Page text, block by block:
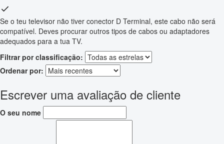
Se o teu televisor não tiver conector D Terminal, este cabo não será
compatível. Deves procurar outros tipos de cabos ou adaptadores
adequados para a tua TV.
Filtrar por classificação:
Ordenar por:
Escrever uma avaliação de cliente
O seu nome